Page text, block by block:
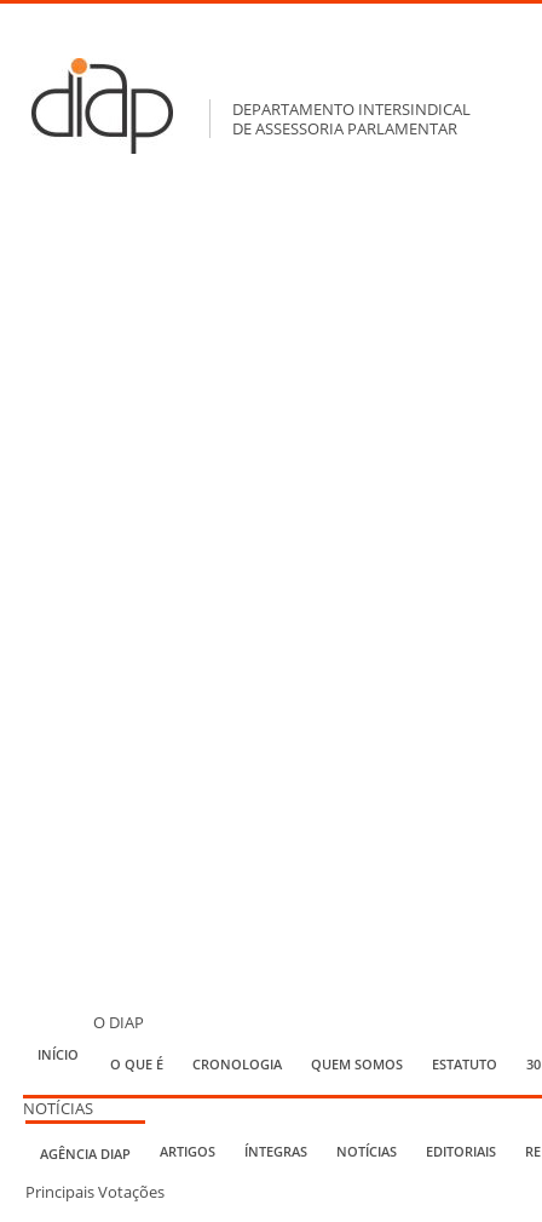
DEPARTAMENTO INTERSINDICAL
DE ASSESSORIA PARLAMENTAR
INÍCIO
O DIAP
O QUE É CRONOLOGIA QUEM SOMOS ESTATUTO
NOTÍCIAS
AGÊNCIA DIAP ARTIGOS ÍNTEGRAS NOTÍCIAS EDITORIAIS
Principais Votações